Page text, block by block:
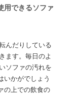
用できるソファ
んだりしている
ます。毎日のよ
ソファの汚れを
いかがでしょう
の上での飲食の